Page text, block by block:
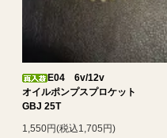
E04 6v/12v
オイルポンプスプロケット
GBJ 25T
1,550円(税込1,705円)